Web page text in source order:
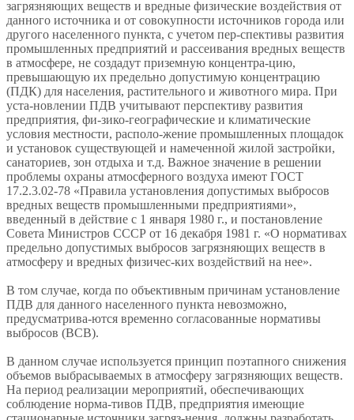
загрязняющих веществ и вредные физические воздействия от
данного источника и от совокупности источников города или
другого населенного пункта, с учетом пер-спективы развития
промышленных предприятий и рассеивания вредных веществ
в атмосфере, не создадут приземную концентра-цию,
превышающую их предельно допустимую концентрацию
(ПДК) для населения, растительного и животного мира. При
уста-новлении ПДВ учитывают перспективу развития
предприятия, фи-зико-географические и климатические
условия местности, располо-жение промышленных площадок
и установок существующей и намеченной жилой застройки,
санаториев, зон отдыха и т.д. Важное значение в решении
проблемы охраны атмосферного воздуха имеют ГОСТ
17.2.3.02-78 «Правила установления допустимых выбросов
вредных веществ промышленными предприятиями»,
введенный в действие с 1 января 1980 г., и постановление
Совета Министров СССР от 16 декабря 1981 г. «О нормативах
предельно допустимых выбросов загрязняющих веществ в
атмосферу и вредных физичес-ких воздействий на нее».
В том случае, когда по объективным причинам установление
ПДВ для данного населенного пункта невозможно,
предусматрива-ются временно согласованные нормативы
выбросов (ВСВ).
В данном случае используется принцип поэтапного снижения
объемов выбрасываемых в атмосферу загрязняющих веществ.
На период реализации мероприятий, обеспечивающих
соблюдение норма-тивов ПДВ, предприятия имеющие